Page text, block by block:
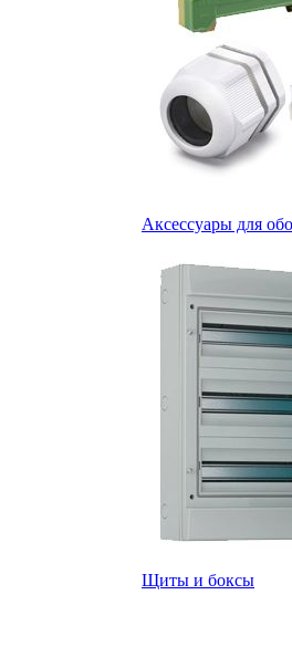
Аксессуары для
Щиты и боксы